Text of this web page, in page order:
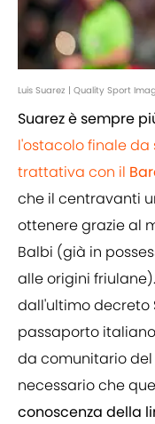
Luis Suarez | Quality Sport
Suarez è sempre
l'ostacolo finale
trattativa con il
che il centravanti
ottenere grazie al
Balbi (già in
alle origini
dall'ultimo decreto
passaporto
da comunitario del
necessario che
conoscenza della